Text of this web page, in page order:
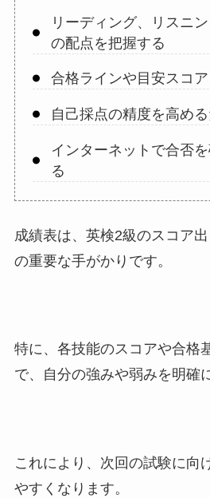
リーディング、リスニ
の配点を把握する
合格ラインや目安スコ
自己採点の精度を高め
インターネットで合否
る
成績表は、英検2級のスコア
の重要な手がかりです。
特に、各技能のスコアや合格
で、自分の強みや弱みを明確
これにより、次回の試験に向
やすくなります。